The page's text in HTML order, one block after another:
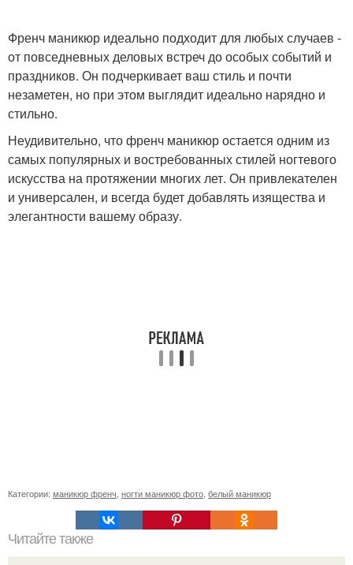
Френч маникюр идеально подходит для любых случаев -
от повседневных деловых встреч до особых событий и
праздников. Он подчеркивает ваш стиль и почти
незаметен, но при этом выглядит идеально нарядно и
стильно.
Неудивительно, что френч маникюр остается одним из
самых популярных и востребованных стилей ногтевого
искусства на протяжении многих лет. Он привлекателен
и универсален, и всегда будет добавлять изящества и
элегантности вашему образу.
Категории: маникюр френч, ногти маникюр фото, белый маникюр
Читайте также